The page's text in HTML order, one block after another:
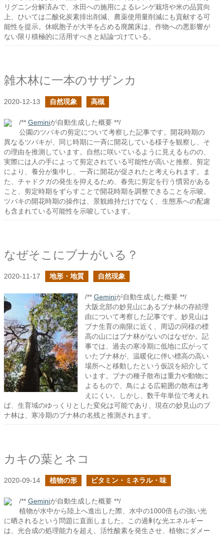
リグニン分解済みで、水田への施用によるレンゲ栽培や米の品質向
上、ひいては二酸化炭素排出削減、農薬使用量削減にも貢献する可
能性を提示。休眠胞子が大半を占める廃菌床は、作物への悪影響が
ない限り積極的に活用すべきと結論づけている。
雑木林に一本のサザンカ
2020-12-13 自然現象 高槻
/** Geminiが自動生成した概要 **/
公園のツバキの剪定について考察した記事です。開花時期の
異なるツバキが、同じ時期に一斉に開花している様子を観察し、そ
の理由を推測しています。自然に咲いているように見えるものの、
実際には人の手によって剪定されている可能性が高いと推察。剪定
により、養分が集中し、一斉に開花が促されたと考えられます。ま
た、チャドクガの発生を抑えるため、春先に剪定を行う慣習がある
こと、剪定時期をずらすことで開花時期を調整できることを示唆。
ツバキの開花時期の操作は、景観維持だけでなく、生態系への配慮
も含まれている可能性を示唆しています。
なぜそこにブナがいる？
2020-11-17 地形・地質 自然現象
/** Geminiが自動生成した概要 **/
大阪北部の妙見山にあるブナ林の存続理
由について考察した記事です。妙見山は
ブナ生育の南限に近く、周辺の同様の標
高の山にはブナ林がないのはなぜか。記
事では、過去の寒冷期に低地に広がって
いたブナ林が、温暖化に伴い標高の高い
場所へと移動したという仮説を紹介して
います。ブナの種子散布は重力や動物に
よるもので、鳥による広範囲の散布は考
えにくい。しかし、数千年単位で考えれ
ば、生育域のゆっくりとした変化は可能であり、現在の妙見山のブ
ナ林は、寒冷期のブナ林の名残と推測されます。
カキの葉とネコ
2020-09-14 植物の形 ビタミン・ミネラル・味
/** Geminiが自動生成した概要 **/
植物が水中から陸上へ進出した際、水中の1000倍もの強い光
に晒されるという問題に直面しました。この過剰な光エネルギー
は、光合成の処理能力を超え、活性酸素を発生させ、植物にダメー